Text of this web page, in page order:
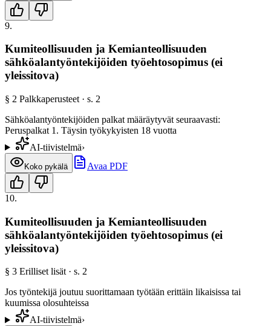
9.
Kumiteollisuuden ja Kemianteollisuuden
sähköalantyöntekijöiden työehtosopimus (ei
yleissitova)
§ 2 Palkkaperusteet · s. 2
Sähköalantyöntekijöiden palkat määräytyvät seuraavasti:
Peruspalkat 1. Täysin työkykyisten 18 vuotta
AI-tiivistelmä›
Koko pykälä Avaa PDF
10.
Kumiteollisuuden ja Kemianteollisuuden
sähköalantyöntekijöiden työehtosopimus (ei
yleissitova)
§ 3 Erilliset lisät · s. 2
Jos työntekijä joutuu suorittamaan työtään erittäin likaisissa tai
kuumissa olosuhteissa
AI-tiivistelmä›